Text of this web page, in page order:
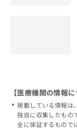
【医療機関の情報に
掲載している情報は
独自に収集したもの
全に保証するもので